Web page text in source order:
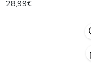
28,99€